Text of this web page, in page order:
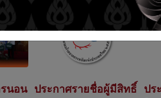
นอน
ประกาศรายชื่อผู้มีสิทธิ์
ปร